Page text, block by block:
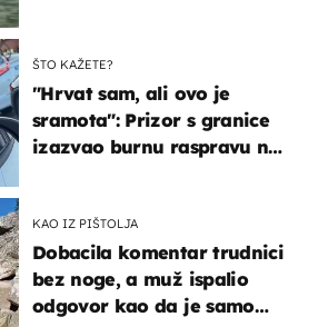
ŠTO KAŽETE?
"Hrvat sam, ali ovo je
sramota": Prizor s granice
izazvao burnu raspravu na
KAO IZ PIŠTOLJA
Dobacila komentar trudnici
bez noge, a muž ispalio
odgovor kao da je samo